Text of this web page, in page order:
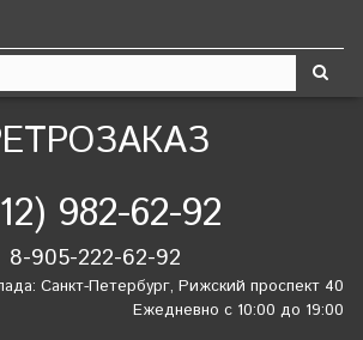
982-62-92
8-905-222-62-92
Санкт-Петербург, Рижский проспект 40
Ежедневно с 10:00 до 19:00